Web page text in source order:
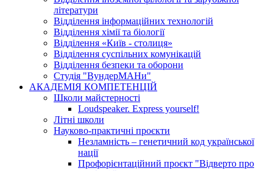
літератури
Відділення інформаційних технологій
Відділення хімії та біології
Відділення «Київ - столиця»
Відділення суспільних комунікацій
Відділення безпеки та оборони
Студія "ВундерМАНи"
АКАДЕМІЯ КОМПЕТЕНЦІЙ
Школи майстерності
Loudspeaker. Express yourself!
Літні школи
Науково-практичні проєкти
Незламність – генетичний код української
нації
Профорієнтаційний проєкт "Відверто про